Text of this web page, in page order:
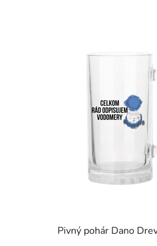
Pivný pohár Dano